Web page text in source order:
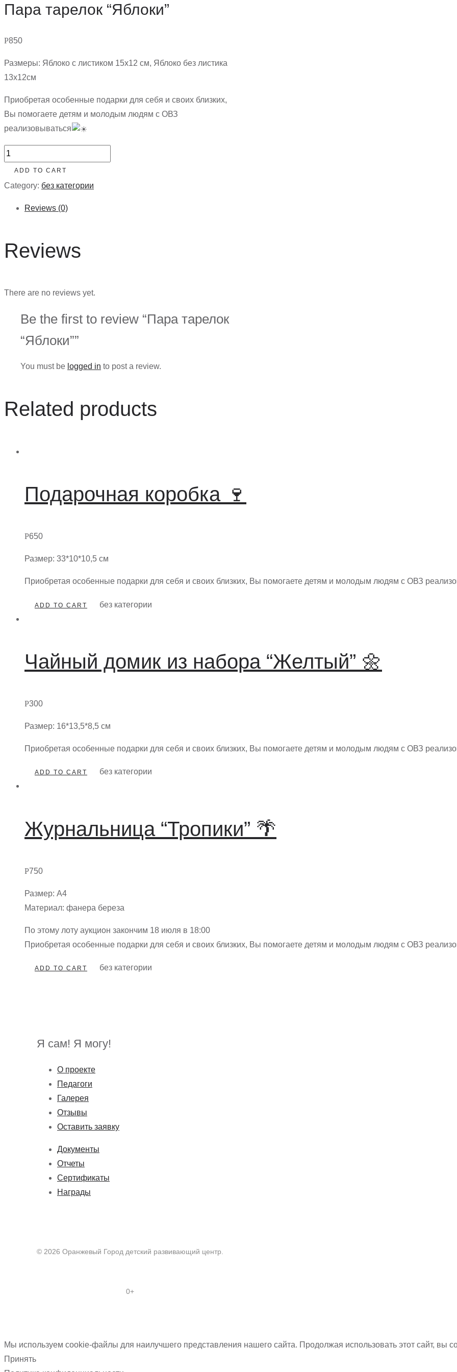
Пара тарелок “Яблоки”
Р850
Размеры: Яблоко с листиком 15х12 см, Яблоко без листика
13х12см
Приобретая особенные подарки для себя и своих близких,
Вы помогаете детям и молодым людям с ОВЗ
реализовываться
Пара
ADD TO CART
Category: без категории
Reviews (0)
Reviews
There are no reviews yet.
Be the first to review “Пара тарелок
“Яблоки””
You must be logged in to post a review.
Related products
Подарочная коробка 🍷
Р650
Размер: 33*10*10,5 см
Приобретая особенные подарки для себя и своих близких, Вы помогаете детям и молодым людям с ОВЗ
ADD TO CART без категории
Чайный домик из набора “Желтый” 🌼
Р300
Размер: 16*13,5*8,5 см
Приобретая особенные подарки для себя и своих близких, Вы помогаете детям и молодым людям с ОВЗ
ADD TO CART без категории
Журнальница “Тропики” 🌴
Р750
Размер: А4
Материал: фанера береза
По этому лоту аукцион закончим 18 июля в 18:00
Приобретая особенные подарки для себя и своих близких, Вы помогаете детям и молодым людям с ОВЗ
ADD TO CART без категории
Я сам! Я могу!
О проекте
Педагоги
Галерея
Отзывы
Оставить заявку
Документы
Отчеты
Сертификаты
Награды
© 2026 Оранжевый Город детский развивающий центр.
0+
Мы используем cookie-файлы для наилучшего представления нашего сайта. Продолжая использовать этот сайт, вы
Принять